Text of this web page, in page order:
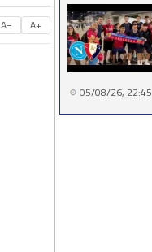
A− A+
05/08/26, 22:45